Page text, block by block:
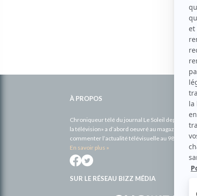
À PROPOS
Chroniqueur télé du journal Le Soleil depuis
la télévision» a d’abord oeuvré au magazine TV
commenter l’actualité télévisuelle au 98,5.
En savoir plus »
SUR LE RÉSEAU BIZZ MÉDIA